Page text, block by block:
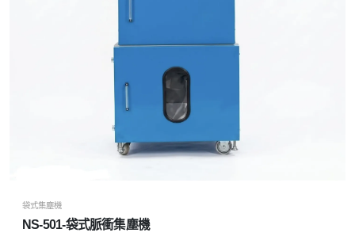
袋式集塵機
NS-501-袋式脈衝集塵機